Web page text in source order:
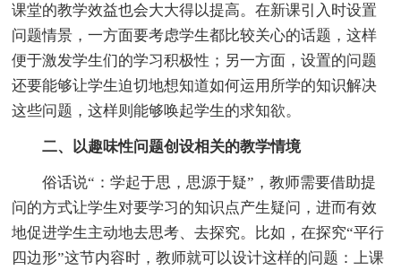
课堂的教学效益也会大大得以提高。在新课引入时设置
问题情景，一方面要考虑学生都比较关心的话题，这样
便于激发学生们的学习积极性；另一方面，设置的问题
还要能够让学生迫切地想知道如何运用所学的知识解决
这些问题，这样则能够唤起学生的求知欲。
二、以趣味性问题创设相关的教学情境
俗话说“：学起于思，思源于疑”，教师需要借助提
问的方式让学生对要学习的知识点产生疑问，进而有效
地促进学生主动地去思考、去探究。比如，在探究“平行
四边形”这节内容时，教师就可以设计这样的问题：上课